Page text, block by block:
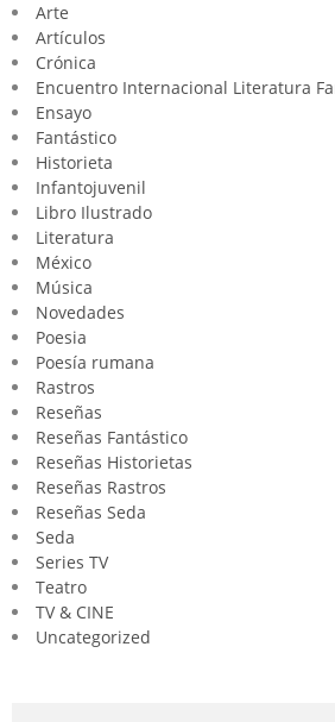
Arte
Artículos
Crónica
Encuentro Internacional Literatura
Ensayo
Fantástico
Historieta
Infantojuvenil
Libro Ilustrado
Literatura
México
Música
Novedades
Poesia
Poesía rumana
Rastros
Reseñas
Reseñas Fantástico
Reseñas Historietas
Reseñas Rastros
Reseñas Seda
Seda
Series TV
Teatro
TV & CINE
Uncategorized